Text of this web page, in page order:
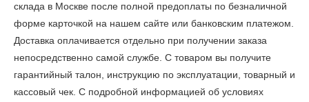
склада в Москве после полной предоплаты по безналичной
форме карточкой на нашем сайте или банковским платежом.
Доставка оплачивается отдельно при получении заказа
непосредственно самой службе. С товаром вы получите
гарантийный талон, инструкцию по эксплуатации, товарный и
кассовый чек. С подробной информацией об условиях